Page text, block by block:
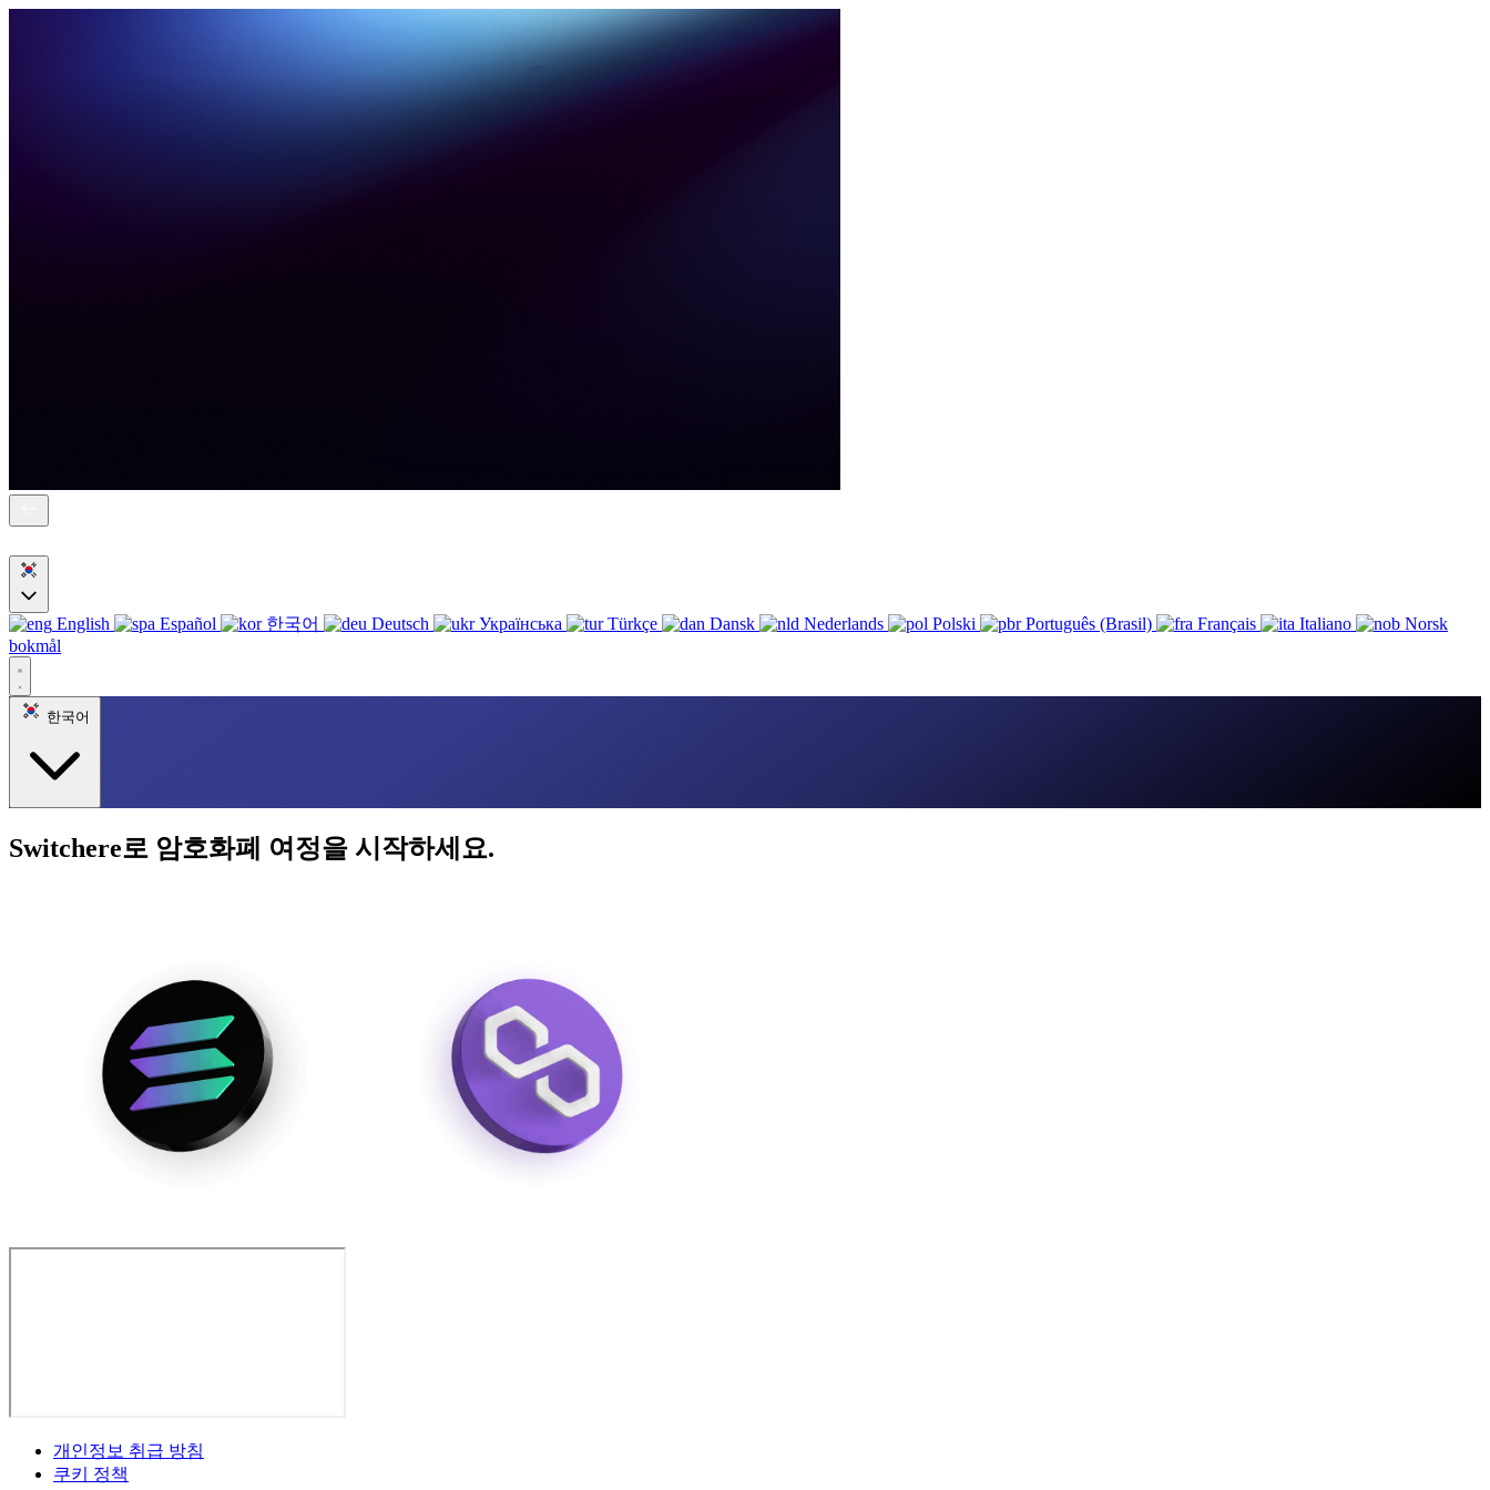
English Español 한국어 Deutsch Українська Türkçe Dansk Nederlands Polski Português (Brasil) Français Italiano
Norsk
bokmål
한국어
Switchere로 암호화폐 여정을 시작하세요.
개인정보 취급 방침
쿠키 정책